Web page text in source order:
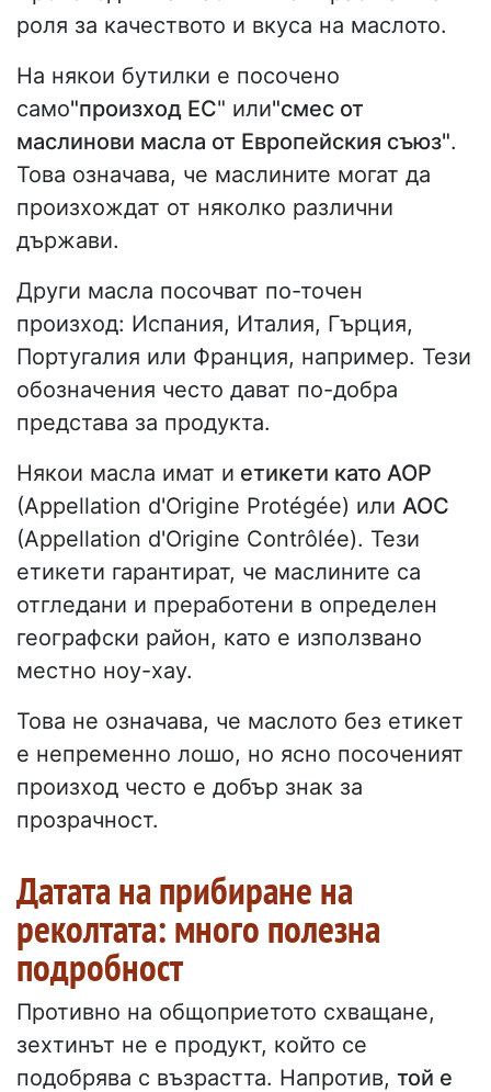
роля за качеството и вкуса на маслото.
На някои бутилки е посочено
само"произход ЕС" или"смес от
маслинови масла от Европейския съюз".
Това означава, че маслините могат да
произхождат от няколко различни
държави.
Други масла посочват по-точен
произход: Испания, Италия, Гърция,
Португалия или Франция, например. Тези
обозначения често дават по-добра
представа за продукта.
Някои масла имат и етикети като AOP
(Appellation d'Origine Protégée) или AOC
(Appellation d'Origine Contrôlée). Тези
етикети гарантират, че маслините са
отгледани и преработени в определен
географски район, като е използвано
местно ноу-хау.
Това не означава, че маслото без етикет
е непременно лошо, но ясно посоченият
произход често е добър знак за
прозрачност.
Датата на прибиране на
реколтата: много полезна
подробност
Противно на общоприетото схващане,
зехтинът не е продукт, който се
подобрява с възрастта. Напротив, той е